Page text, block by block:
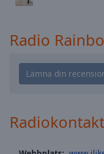
Background
Caption
Radio